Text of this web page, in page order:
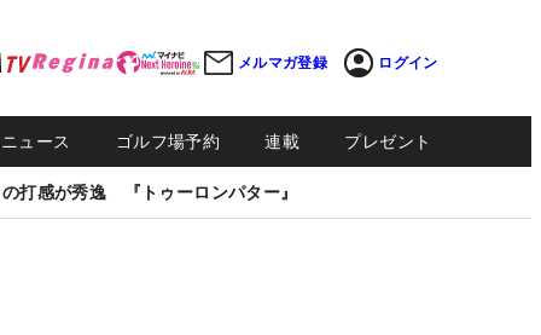
メルマガ登録 ログイン
ュース ゴルフ場予約 連載 プレゼント
打感が秀逸 『トゥーロンパター』